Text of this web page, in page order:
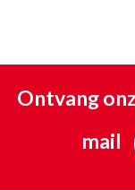
Ontvang
mail